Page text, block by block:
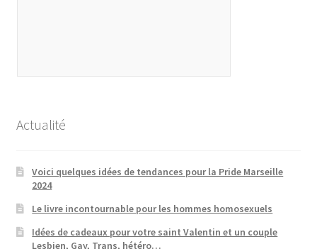
Actualité
Voici quelques idées de tendances pour la Pride Marseille
2024
Le livre incontournable pour les hommes homosexuels
Idées de cadeaux pour votre saint Valentin et un couple
Lesbien, Gay, Trans, hétéro…